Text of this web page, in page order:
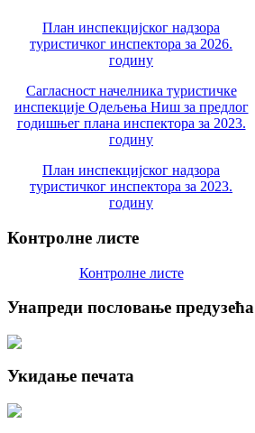
План инспекцијског надзора
туристичког инспектора за 2026.
годину
Сагласност начелника туристичке
инспекције Одељења Ниш за предлог
годишњег плана инспектора за 2023.
годину
План инспекцијског надзора
туристичког инспектора за 2023.
годину
Контролне листе
Контролне листе
Унапреди пословање предузећа
Укидање печата